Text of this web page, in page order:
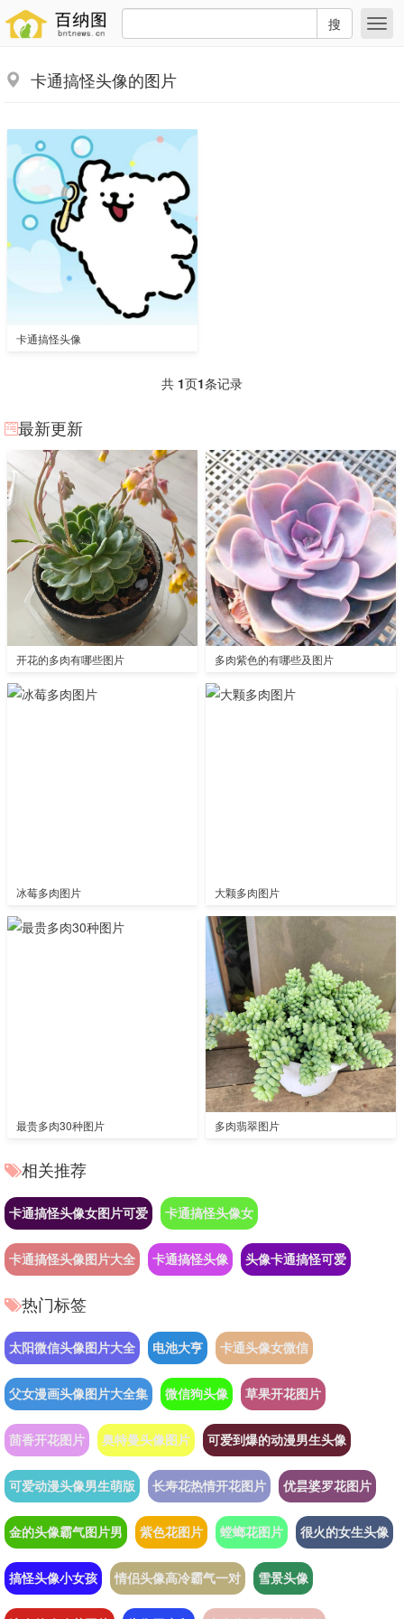
搜
卡通搞怪头像的图片
卡通搞怪头像
共 1页1条记录
最新更新
开花的多肉有哪些图片 多肉紫色的有哪些及图片
冰莓多肉图片 大颗多肉图片
最贵多肉30种图片 多肉翡翠图片
相关推荐
卡通搞怪头像女图片可爱 卡通搞怪头像女
卡通搞怪头像图片大全 卡通搞怪头像 头像卡通搞怪可爱
热门标签
太阳微信头像图片大全 电池大亨 卡通头像女微信
父女漫画头像图片大全集 微信狗头像 草果开花图片
茴香开花图片 奥特曼头像图片 可爱到爆的动漫男生头像
可爱动漫头像男生萌版 长寿花热情开花图片 优昙婆罗花图片
金的头像霸气图片男 紫色花图片 螳螂花图片 很火的女生头像
搞怪头像小女孩 情侣头像高冷霸气一对 雪景头像